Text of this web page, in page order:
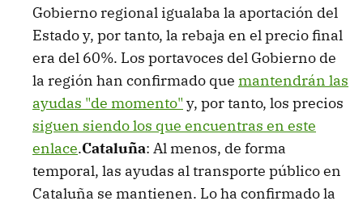
Gobierno regional igualaba la aportación del
Estado y, por tanto, la rebaja en el precio final
era del 60%. Los portavoces del Gobierno de
la región han confirmado que mantendrán las
ayudas "de momento" y, por tanto, los precios
siguen siendo los que encuentras en este
enlace.Cataluña: Al menos, de forma
temporal, las ayudas al transporte público en
Cataluña se mantienen. Lo ha confirmado la